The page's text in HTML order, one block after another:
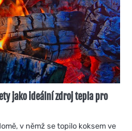
jako ideální zdroj tepla pro
v němž se topilo koksem ve